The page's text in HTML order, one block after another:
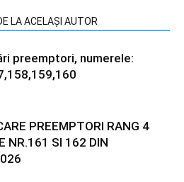
LA ACELAȘI AUTOR
preemptori, numerele:
PREEMPTORI RANG 4
NR.161 SI 162 DIN